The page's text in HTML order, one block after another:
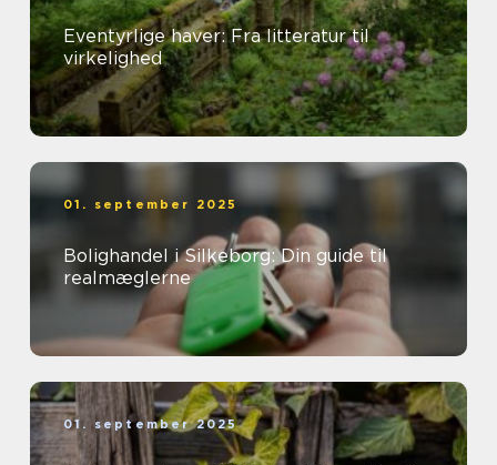
Eventyrlige haver: Fra litteratur til
virkelighed
01. september 2025
Bolighandel i Silkeborg: Din guide til
realmæglerne
01. september 2025